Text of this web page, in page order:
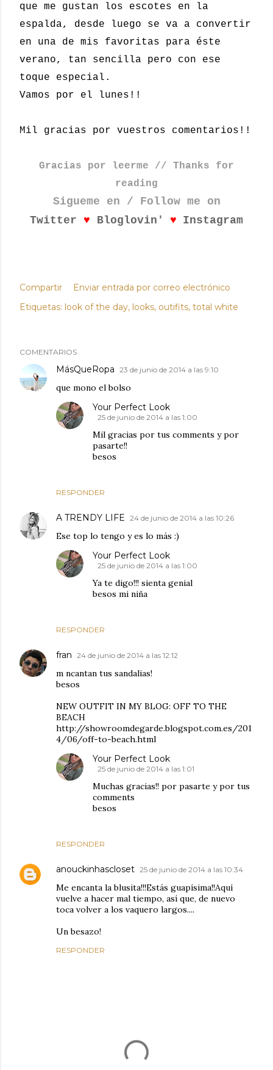
que me gustan los escotes en la
espalda, desde luego se va a convertir
en una de mis favoritas para éste
verano, tan sencilla pero con ese
toque especial.
Vamos por el lunes!!
Mil gracias por vuestros comentarios!!
Gracias por leerme // Thanks for
reading
Sigueme en / Follow me on
Twitter
♥ Bloglovin' ♥ Instagram
Compartir
Enviar entrada por correo electrónico
Etiquetas: look of the day looks outifits total white
COMENTARIOS
MásQueRopa 23 de junio de 2014 a las 9:10
que mono el bolso
RESPONDER
Your Perfect Look
25 de junio de 2014 a las 1:00
Mil gracias por tus comments y por
pasarte!!
besos
A TRENDY LIFE 24 de junio de 2014 a las 10:26
Ese top lo tengo y es lo más :)
RESPONDER
Your Perfect Look
25 de junio de 2014 a las 1:00
Ya te digo!!! sienta genial
besos mi niña
fran 24 de junio de 2014 a las 12:12
m ncantan tus sandalias!
besos
NEW OUTFIT IN MY BLOG: OFF TO THE
BEACH
http://showroomdegarde.blogspot.com.es/201
4/06/off-to-beach.html
RESPONDER
Your Perfect Look
25 de junio de 2014 a las 1:01
Muchas gracias!! por pasarte y por tus
comments
besos
anouckinhascloset 25 de junio de 2014 a las 10:34
Me encanta la blusita!!!Estás guapísima!!Aquí
vuelve a hacer mal tiempo, así que, de nuevo
toca volver a los vaquero largos....
Un besazo!
RESPONDER